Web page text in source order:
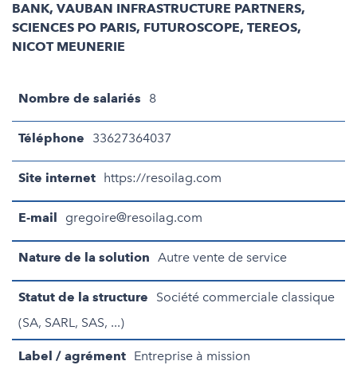
BANK, VAUBAN INFRASTRUCTURE PARTNERS,
SCIENCES PO PARIS, FUTUROSCOPE, TEREOS,
NICOT MEUNERIE
Nombre de salariés 8
Téléphone 33627364037
Site internet https://resoilag.com
E-mail gregoire@resoilag.com
Nature de la solution Autre vente de service
Statut de la structure
Société commerciale classique
(SA, SARL, SAS, ...)
Label / agrément Entreprise à mission